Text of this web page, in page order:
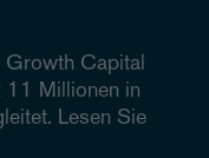
Growth Capital
11 Millionen in
Lesen Sie